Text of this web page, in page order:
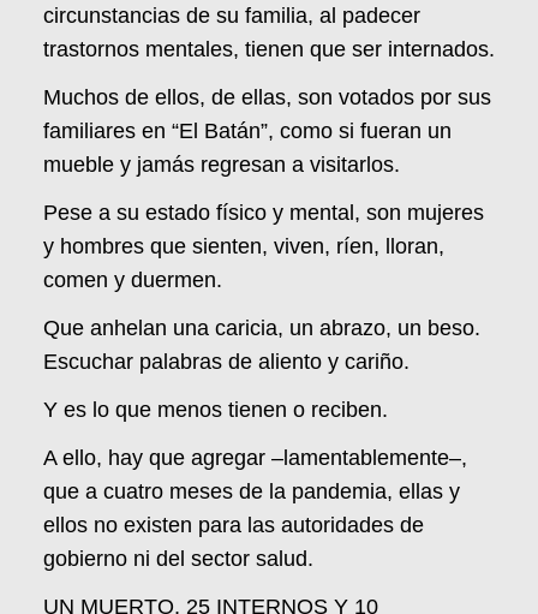
circunstancias de su familia, al padecer
trastornos mentales, tienen que ser internados.
Muchos de ellos, de ellas, son votados por sus
familiares en “El Batán”, como si fueran un
mueble y jamás regresan a visitarlos.
Pese a su estado físico y mental, son mujeres
y hombres que sienten, viven, ríen, lloran,
comen y duermen.
Que anhelan una caricia, un abrazo, un beso.
Escuchar palabras de aliento y cariño.
Y es lo que menos tienen o reciben.
A ello, hay que agregar –lamentablemente–,
que a cuatro meses de la pandemia, ellas y
ellos no existen para las autoridades de
gobierno ni del sector salud.
UN MUERTO, 25 INTERNOS Y 10